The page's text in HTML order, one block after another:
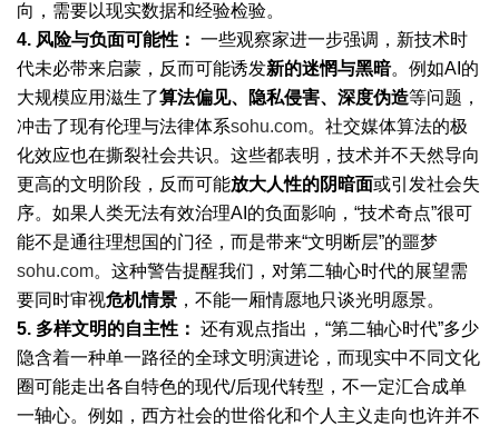
向，需要以现实数据和经验检验。
4. 风险与负面可能性： 一些观察家进一步强调，新技术时
代未必带来启蒙，反而可能诱发新的迷惘与黑暗。例如AI的
大规模应用滋生了算法偏见、隐私侵害、深度伪造等问题，
冲击了现有伦理与法律体系sohu.com。社交媒体算法的极
化效应也在撕裂社会共识。这些都表明，技术并不天然导向
更高的文明阶段，反而可能放大人性的阴暗面或引发社会失
序。如果人类无法有效治理AI的负面影响，“技术奇点”很可
能不是通往理想国的门径，而是带来“文明断层”的噩梦
sohu.com。这种警告提醒我们，对第二轴心时代的展望需
要同时审视危机情景 ，不能一厢情愿地只谈光明愿景。
5. 多样文明的自主性： 还有观点指出，“第二轴心时代”多少
隐含着一种单一路径的全球文明演进论，而现实中不同文化
圈可能走出各自特色的现代/后现代转型，不一定汇合成单
一轴心。例如，西方社会的世俗化和个人主义走向也许并不